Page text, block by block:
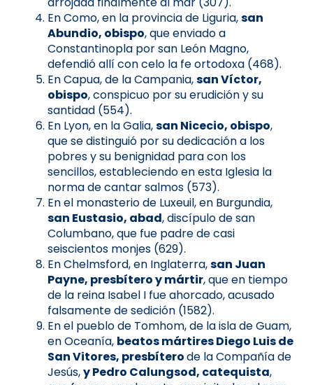
En Como, en la provincia de Liguria,san
Abundio, obispo, que enviado a
Constantinopla por san León Magno,
defendió allí con celo la fe ortodoxa (468).
En Capua, de la Campania,san Víctor,
obispo, conspicuo por su erudición y su
santidad (554).
En Lyon, en la Galia,san Nicecio, obispo,
que se distinguió por su dedicación a los
pobres y su benignidad para con los
sencillos, estableciendo en esta Iglesia la
norma de cantar salmos (573).
En el monasterio de Luxeuil, en Burgundia,
san Eustasio, abad, discípulo de san
Columbano, que fue padre de casi
seiscientos monjes (629).
En Chelmsford, en Inglaterra,san Juan
Payne, presbítero y mártir, que en tiempo
de la reina Isabel I fue ahorcado, acusado
falsamente de sedición (1582).
En el pueblo de Tomhom, de la isla de Guam,
en Oceanía, beatos mártires Diego Luis de
San Vitores, presbíterode la Compañía de
Jesús,y Pedro Calungsod, catequista,